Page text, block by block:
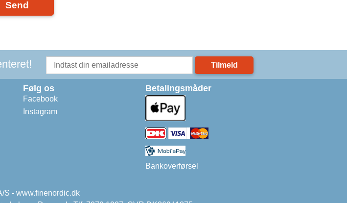
Send
Tilmeld
Følg os
Facebook
Instagram
Betalingsmåder
Bankoverførsel
S - www.finenordic.dk